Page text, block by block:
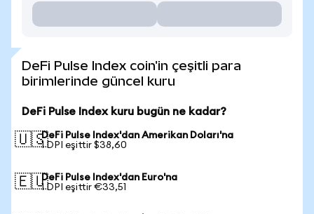
DeFi Pulse Index coin'in çeşitli para
birimlerinde güncel kuru
DeFi Pulse Index kuru bugün ne kadar?
🇺🇸DeFi Pulse Index'dan Amerikan Doları'na
1 DPI eşittir $38,60
🇪🇺DeFi Pulse Index'dan Euro'na
1 DPI eşittir €33,51